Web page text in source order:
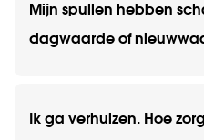
Mijn spullen hebben
dagwaarde of
Ik ga verhuizen. Hoe